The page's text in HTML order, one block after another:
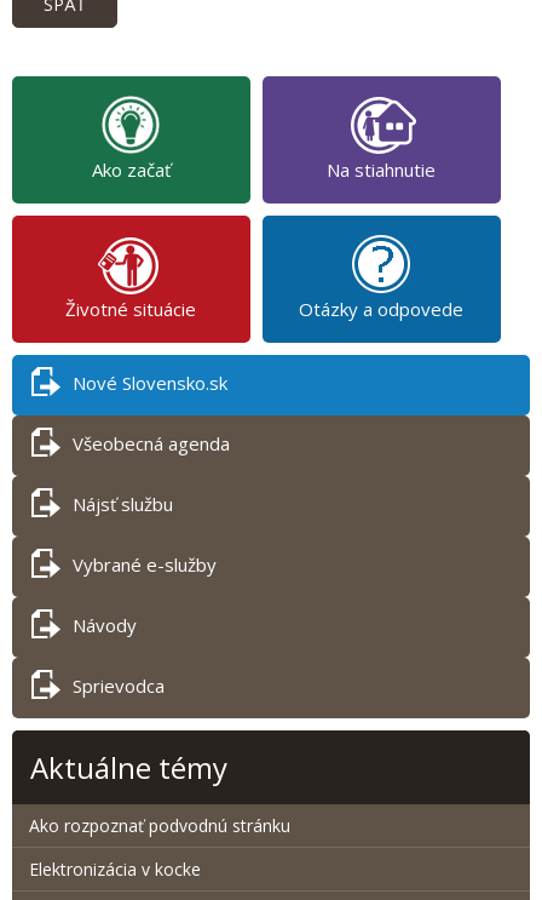
Ako začať Na stiahnutie
Životné situácie Otázky a odpovede
Nové Slovensko.sk
Všeobecná agenda
Nájsť službu
Vybrané e-služby
Návody
Sprievodca
Aktuálne témy
Ako rozpoznať podvodnú stránku
Elektronizácia v kocke